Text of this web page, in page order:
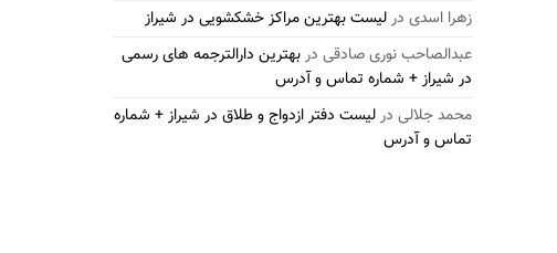
زهرا اسدی درلیست بهترین مراکز خشکشویی در شیراز
عبدالصاحب نوری صادقی دربهترین دارالترجمه های رسمی
در شیراز + شماره تماس و آدرس
محمد جلالی درلیست دفتر ازدواج و طلاق در شیراز + شماره
تماس و آدرس